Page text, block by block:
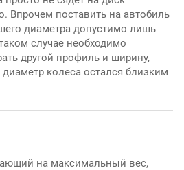
Впрочем поставить на автобиль
диаметра допустимо лишь
случае необходимо
другой профиль и ширину,
колеса остался близким
на максимальный вес,